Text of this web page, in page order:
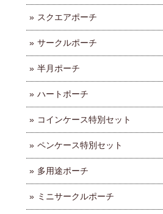
スクエアポーチ
サークルポーチ
半月ポーチ
ハートポーチ
コインケース特別セット
ペンケース特別セット
多用途ポーチ
ミニサークルポーチ